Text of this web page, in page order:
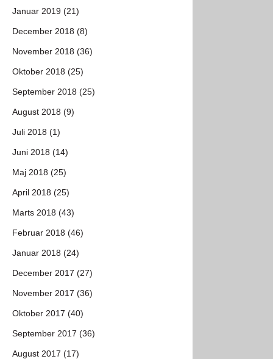
Januar 2019 (21)
December 2018 (8)
November 2018 (36)
Oktober 2018 (25)
September 2018 (25)
August 2018 (9)
Juli 2018 (1)
Juni 2018 (14)
Maj 2018 (25)
April 2018 (25)
Marts 2018 (43)
Februar 2018 (46)
Januar 2018 (24)
December 2017 (27)
November 2017 (36)
Oktober 2017 (40)
September 2017 (36)
August 2017 (17)